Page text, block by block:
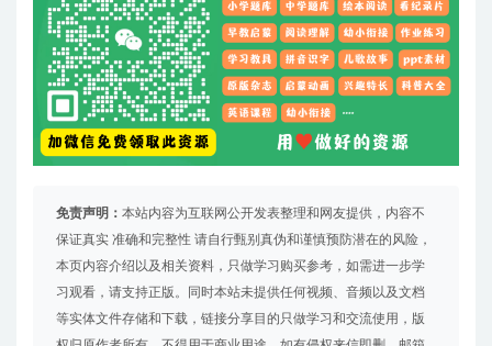
免责声明： 本站内容为互联网公开发表整理和网友提供，内容不
保证真实 准确和完整性 请自行甄别真伪和谨慎预防潜在的风险，
本页内容介绍以及相关资料，只做学习购买参考，如需进一步学
习观看，请支持正版。同时本站未提供任何视频、音频以及文档
等实体文件存储和下载，链接分享目的只做学习和交流使用，版